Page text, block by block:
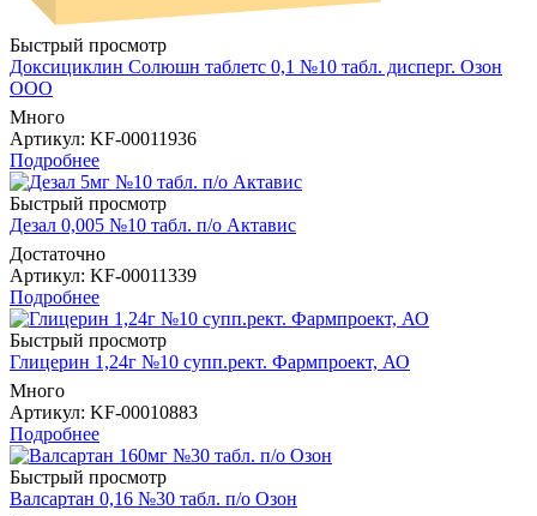
Быстрый просмотр
Доксициклин Солюшн таблетс 0,1 №10 табл. дисперг. Озон
ООО
Много
Артикул: KF-00011936
Подробнее
Быстрый просмотр
Дезал 0,005 №10 табл. п/о Актавис
Достаточно
Артикул: KF-00011339
Подробнее
Быстрый просмотр
Глицерин 1,24г №10 супп.рект. Фармпроект, АО
Много
Артикул: KF-00010883
Подробнее
Быстрый просмотр
Валсартан 0,16 №30 табл. п/о Озон